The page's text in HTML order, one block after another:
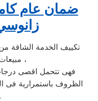
ضمان عام
تكييف الخدمة الشاقة
مبيعات التكييف فى مصر ،
فهى تتحمل اقصى
الظروف باستمرارية فى
تكييف اخر.